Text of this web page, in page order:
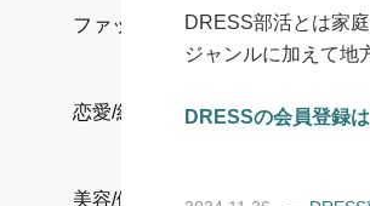
ファッション
恋愛/結婚/離婚
美容/健康
DRESS部活とは家
ジャンルに加えて地
DRESSの会員登録